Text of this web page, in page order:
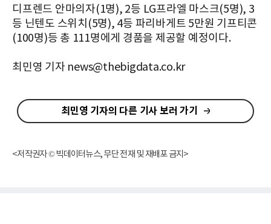
디프렌드 안마의자(1명), 2등 LG프라엘 마스크(5명), 3
등 닌텐도 스위치(5명), 4등 파리바게트 5만원 기프티콘
(100명)등 총 111명에게 경품을 제공할 예정이다.
최민영 기자 news@thebigdata.co.kr
최민영 기자의 다른 기사 보러 가기
<저작권자 © 빅데이터뉴스, 무단 전재 및 재배포 금지>